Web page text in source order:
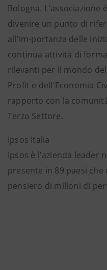
Bologna. L'associazione
divenire un punto di
all'im-portanza delle
continua attività di
rilevanti per il mondo
Profit e dell'Economia
rapporto con la
Terzo Settore.
Ipsos Italia
Ipsos è l'azienda leader
presente in 89 paesi
pensiero di milioni di